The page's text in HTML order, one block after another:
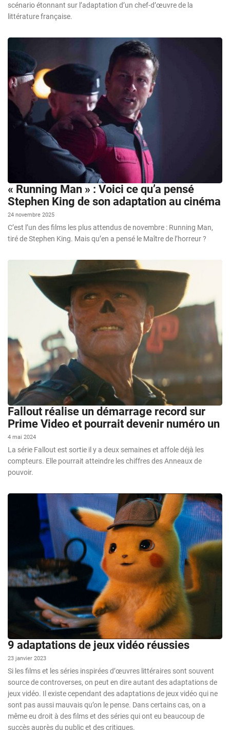
scénario étonnant sur l’adaptation d’un chef-d’œuvre de la
littérature française.
« Running Man » : Voici ce qu’a pensé
Stephen King de son adaptation au cinéma
24 novembre 2025
C’est l’un des films les plus attendus de novembre : Running Man,
tiré de Stephen King. Mais qu’en a pensé le Maître de l’horreur ?
Fallout réalise un démarrage record sur
Prime Video et pourrait devenir numéro un
4 mai 2024
La série Fallout est sortie il y a deux semaines et affole déjà les
compteurs. Elle pourrait atteindre les chiffres des Anneaux de
pouvoir.
9 adaptations de jeux vidéo réussies
23 janvier 2023
Si les films et les séries inspirées d’œuvres littéraires sont souvent
source de controverses, on peut en dire autant des adaptations de
jeux vidéo. Il existe cependant des adaptations de jeux vidéo qui ne
sont pas aussi mauvais qu’on le pense. Dans certains cas, on a
même eu droit à des films et des séries qui ont eu beaucoup de
succès auprès du public et des critiques.